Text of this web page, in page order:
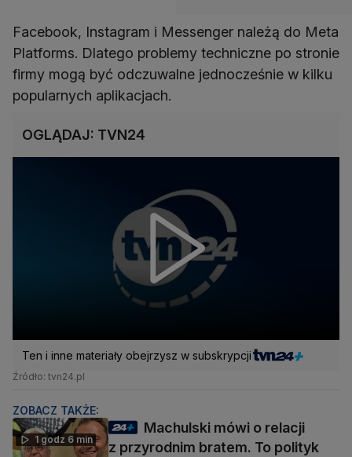
Facebook, Instagram i Messenger należą do Meta
Platforms. Dlatego problemy techniczne po stronie
firmy mogą być odczuwalne jednocześnie w kilku
popularnych aplikacjach.
OGLĄDAJ: TVN24
Ten i inne materiały obejrzysz w subskrypcji
Źródło: tvn24.pl
ZOBACZ TAKŻE:
1 godz 6 min
Machulski mówi o relacji
z przyrodnim bratem. To polityk